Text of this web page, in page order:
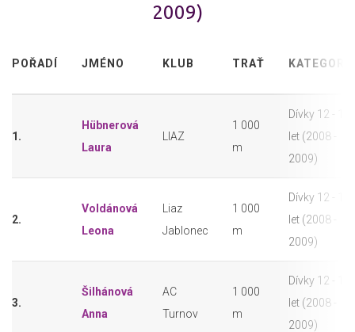
2009)
POŘADÍ JMÉNO KLUB TRAŤ KATEGORIE
1.
Hübnerová
Laura
LIAZ
1 000
m
Dívky 12 - 13
let (2008 -
2009)
2.
Voldánová
Leona
Liaz
Jablonec
1 000
m
Dívky 12 - 13
let (2008 -
2009)
3.
Šilhánová
Anna
AC
Turnov
1 000
m
Dívky 12 - 13
let (2008 -
2009)